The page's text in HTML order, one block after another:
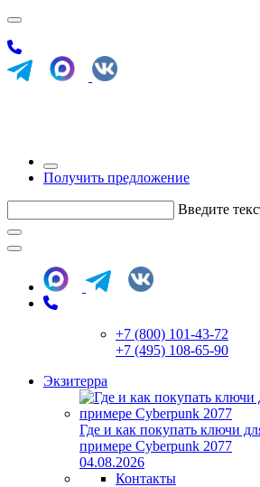
Получить предложение
Введите
+7 (800) 101-43-72
+7 (495) 108-65-90
Экзитерра
Где и как покупать ключи
примере Cyberpunk 2077
04.08.2026
Контакты